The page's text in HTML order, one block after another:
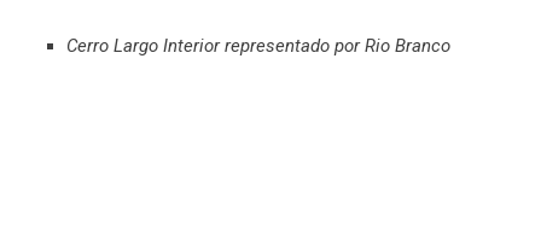
Cerro Largo Interior representado por Rio Branco